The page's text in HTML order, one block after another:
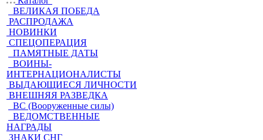
ВЕЛИКАЯ ПОБЕДА
РАСПРОДАЖА
НОВИНКИ
СПЕЦОПЕРАЦИЯ
ПАМЯТНЫЕ ДАТЫ
ВОИНЫ-
ИНТЕРНАЦИОНАЛИСТЫ
ВЫДАЮЩИЕСЯ ЛИЧНОСТИ
ВНЕШНЯЯ РАЗВЕДКА
ВС (Вооруженные силы)
ВЕДОМСТВЕННЫЕ
НАГРАДЫ
ЗНАКИ СНГ